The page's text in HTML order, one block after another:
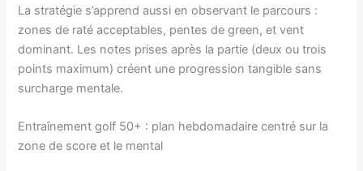
La stratégie s’apprend aussi en observant le parcours :
zones de raté acceptables, pentes de green, et vent
dominant. Les notes prises après la partie (deux ou trois
points maximum) créent une progression tangible sans
surcharge mentale.
Entraînement golf 50+ : plan hebdomadaire centré sur la
zone de score et le mental